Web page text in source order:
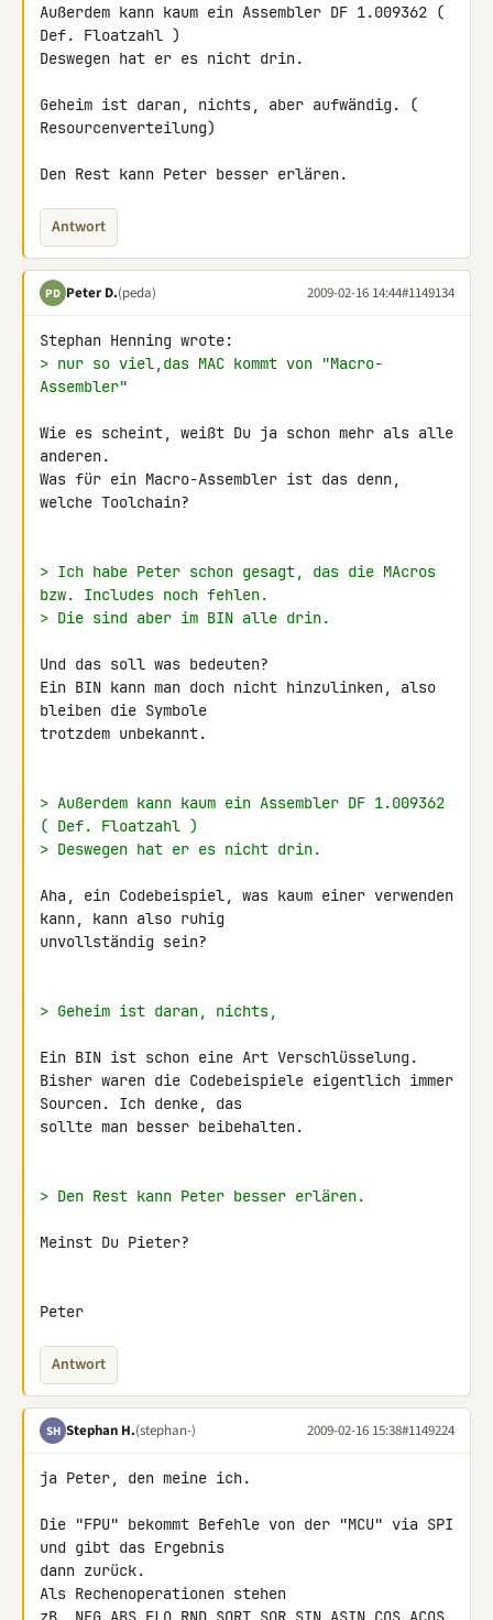
Außerdem kann kaum ein Assembler DF 1.009362 (
Def. Floatzahl )
Deswegen hat er es nicht drin.
Geheim ist daran, nichts, aber aufwändig. (
Resourcenverteilung)
Den Rest kann Peter besser erlären.
Antwort
PD Peter D.(peda) 2009-02-16 14:44#1149134
> nur so viel,das MAC kommt von "Macro-
Assembler"
Wie es scheint, weißt Du ja schon mehr als alle
anderen.
Was für ein Macro-Assembler ist das denn,
welche Toolchain?
> Ich habe Peter schon gesagt, das die MAcros
bzw. Includes noch fehlen.
> Die sind aber im BIN alle drin.
Und das soll was bedeuten?
Ein BIN kann man doch nicht hinzulinken, also
bleiben die Symbole
trotzdem unbekannt.
> Außerdem kann kaum ein Assembler DF 1.009362
( Def. Floatzahl )
> Deswegen hat er es nicht drin.
Aha, ein Codebeispiel, was kaum einer verwenden
kann, kann also ruhig
unvollständig sein?
> Geheim ist daran, nichts,
Ein BIN ist schon eine Art Verschlüsselung.
Bisher waren die Codebeispiele eigentlich immer
Sourcen. Ich denke, das
sollte man besser beibehalten.
> Den Rest kann Peter besser erlären.
Meinst Du Pieter?
Peter
Antwort
SH Stephan H.(stephan-) 2009-02-16 15:38#1149224
ja Peter, den meine ich.
Die "FPU" bekommt Befehle von der "MCU" via SPI
und gibt das Ergebnis
dann zurück.
Als Rechenoperationen stehen